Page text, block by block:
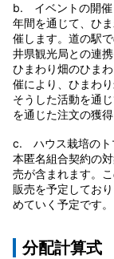
b. イベントの開催
年間を通じて、ひ
催します。道の駅
井県観光局との連
ひまわり畑のひま
催により、ひまわ
そうした活動を通
を通じた注文の獲得
c. ハウス栽培のト
本匿名組合契約の
売が含まれます。
販売を予定してお
めていく予定です。
分配計算式